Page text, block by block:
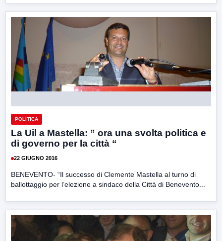
POLITICA
La Uil a Mastella: ” ora una svolta politica e
di governo per la città “
22 GIUGNO 2016
BENEVENTO- “Il successo di Clemente Mastella al turno di
ballottaggio per l’elezione a sindaco della Città di Benevento...